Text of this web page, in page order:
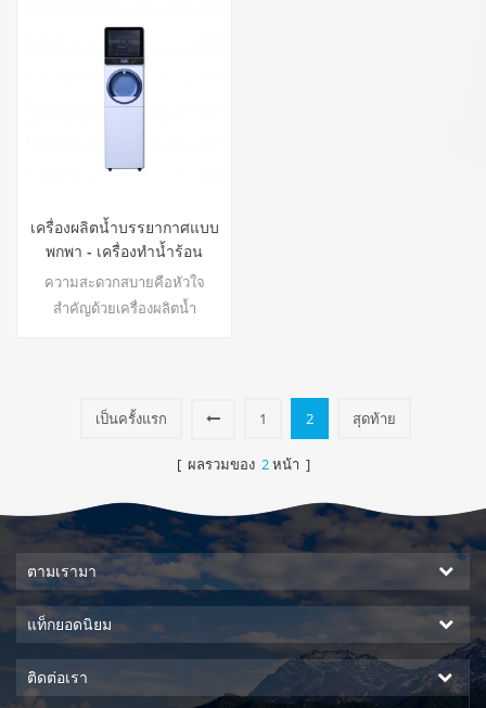
เครื่องผลิตน้ำบรรยากาศแบบ
พกพา - เครื่องทำน้ำร้อน
ZL9130D
ความสะดวกสบายคือหัวใจ
สำคัญด้วยเครื่องผลิตน้ำ
และควบคุมที่ง่ายดาย การปล่อย
ได้ว่าจะมีน้ำสะอาดใช้ได้ทุกเมื่อ
บริสุทธิ์ น้ำร้อนและน้ำเย็น ไม่
ต้องติดตั้ง ไม่เกิดของเสีย22
เป็นครั้งแรก 1 2 สุดท้าย
[ ผลรวมของ 2หน้า ]
ตามเรามา
แท็กยอดนิยม
ติดต่อเรา